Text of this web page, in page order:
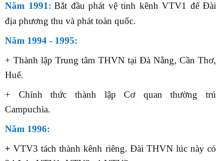
Năm 1991: Bắt đầu phát vệ tinh kênh VTV1 để Đài
địa phương thu và phát toàn quốc.
Năm 1994 - 1995:
+ Thành lập Trung tâm THVN tại Đà Nẵng, Cần Thơ,
Huế.
+ Chính thức thành lập Cơ quan thường trú
Campuchia.
Năm 1996:
+VTV3 tách thành kênh riêng. Đài THVN lúc này có